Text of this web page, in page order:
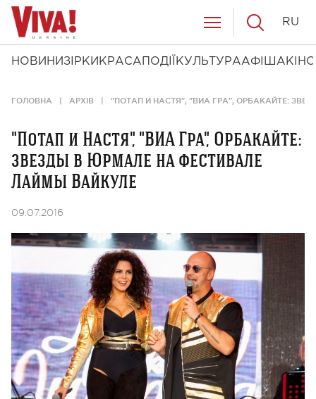
НОВИНИ ЗІРКИ КРАСА ПОДІЇ КУЛЬТУРААФІША КІНО
RU
ГОЛОВНА АРХІВ "ПОТАП И НАСТЯ", "ВИА ГРА", ОРБАКАЙТЕ:
"Потап и Настя", "ВИА Гра", Орбакайте:
звезды в Юрмале на фестивале
Лаймы Вайкуле
09.07.2016